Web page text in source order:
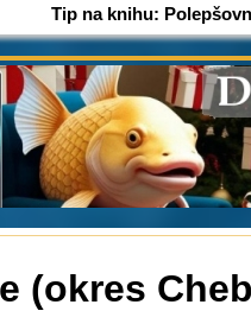
Tip na knihu:
(okres